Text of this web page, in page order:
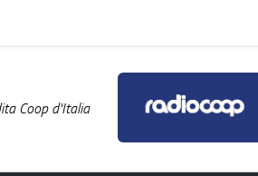
Coop d'Italia